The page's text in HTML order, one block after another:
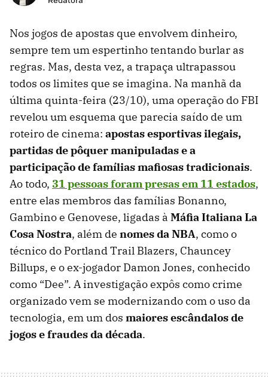
Nos jogos de apostas que envolvem dinheiro,
sempre tem um espertinho tentando burlar as
regras. Mas, desta vez, a trapaça ultrapassou
todos os limites que se imagina. Na manhã da
última quinta-feira (23/10), uma operação do FBI
revelou um esquema que parecia saído de um
roteiro de cinema: apostas esportivas ilegais,
partidas de pôquer manipuladas e a
participação de famílias mafiosas tradicionais.
Ao todo, 31 pessoas foram presas em 11 estados,
entre elas membros das famílias Bonanno,
Gambino e Genovese, ligadas à Máfia Italiana La
Cosa Nostra, além de nomes da NBA, como o
técnico do Portland Trail Blazers, Chauncey
Billups, e o ex-jogador Damon Jones, conhecido
como “Dee”. A investigação expôs comocrime
organizado vem se modernizando com o uso da
tecnologia, em um dos maiores escândalos de
jogos e fraudes da década.